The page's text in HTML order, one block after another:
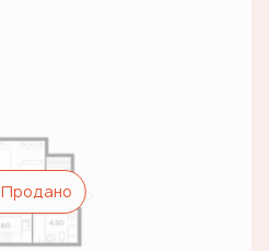
Продано